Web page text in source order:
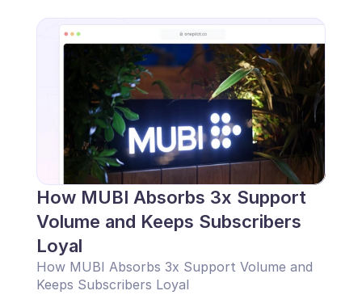
How MUBI Absorbs 3x Support
Volume and Keeps Subscribers
Loyal
How MUBI Absorbs 3x Support Volume and
Keeps Subscribers Loyal